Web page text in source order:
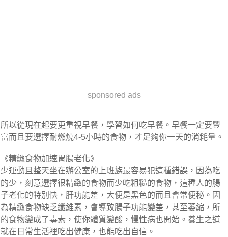
sponsored ads
所以從現在起要更重視早餐，學習如何吃早餐。早餐一定要豐
富而且要選擇耐燃燒4-5小時的食物，才足夠你一天的消耗量。
《精緻食物加速胃腸老化》
少運動且整天坐在辦公室的上班族最容易犯這種錯誤，因為吃
的少，刻意選擇很精緻的食物而少吃粗糙的食物，這種人的腸
子老化的特別快，肝功能差，大便是黑色的而且會常便秘。因
為精緻食物缺乏纖維素，會導致腸子功能變差，甚至萎縮，所
的食物變成了毒素，使你體質變酸，慢性病也開始。養生之道
就在日常生活裡吃出健康，也能吃出自信。